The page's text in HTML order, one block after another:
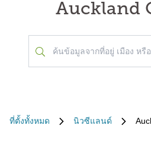
Auckland
ที่ตั้งทั้งหมด นิวซีแลนด์